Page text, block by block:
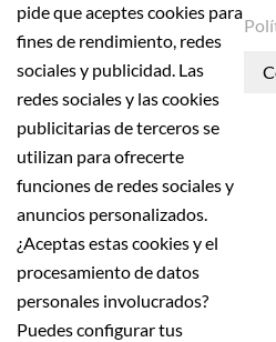
INFORMACIÓN DE LA TIENDA
INFORMACIÓN
Condiciones generales
Política de seguridad
Aviso Legal
Política de Privacidad
Política de devolución
pide que aceptes cookies para
fines de rendimiento, redes
sociales y publicidad. Las
redes sociales y las cookies
publicitarias de terceros se
utilizan para ofrecerte
funciones de redes sociales y
anuncios personalizados.
¿Aceptas estas cookies y el
procesamiento de datos
personales involucrados?
Puedes configurar tus